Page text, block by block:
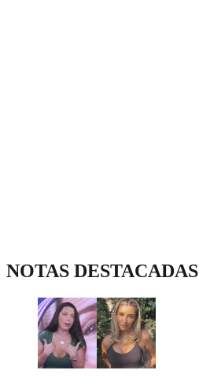
NOTAS DESTACADAS